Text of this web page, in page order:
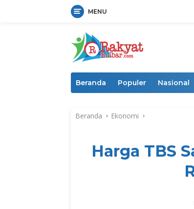
MENU
Beranda Populer Nasional
Beranda Ekonomi
Harga TBS